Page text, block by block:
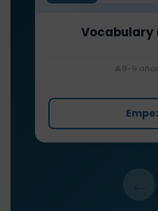
Vocabulary
8-9 años